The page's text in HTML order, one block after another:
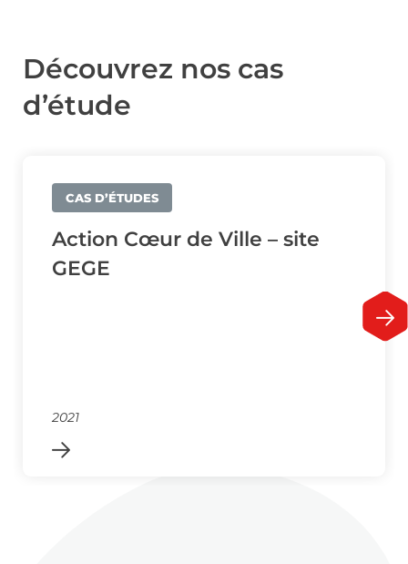
Découvrez nos cas
d’étude
CAS D’ÉTUDES
Action Cœur de Ville – site
GEGE
2021